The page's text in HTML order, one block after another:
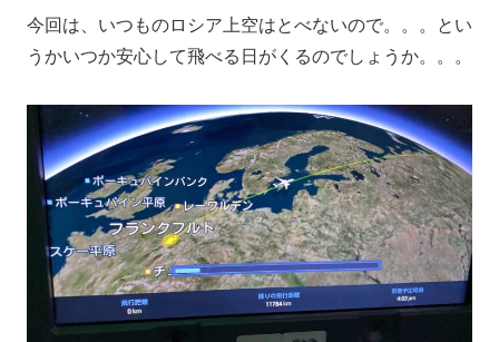
今回は、いつものロシア上空はとべないので。。。とい
うかいつか安心して飛べる日がくるのでしょうか。。。